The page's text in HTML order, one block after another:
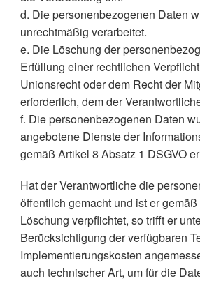
d. Die personenbezogenen Daten
unrechtmäßig verarbeitet.
e. Die Löschung der
Erfüllung einer rechtlichen
Unionsrecht oder dem Recht der
erforderlich, dem der
f. Die personenbezogenen Daten
angebotene Dienste der
gemäß Artikel 8 Absatz 1 DSGVO
Hat der Verantwortliche die
öffentlich gemacht und ist er
Löschung verpflichtet, so trifft er
Berücksichtigung der verfügbaren
Implementierungskosten
auch technischer Art, um für die